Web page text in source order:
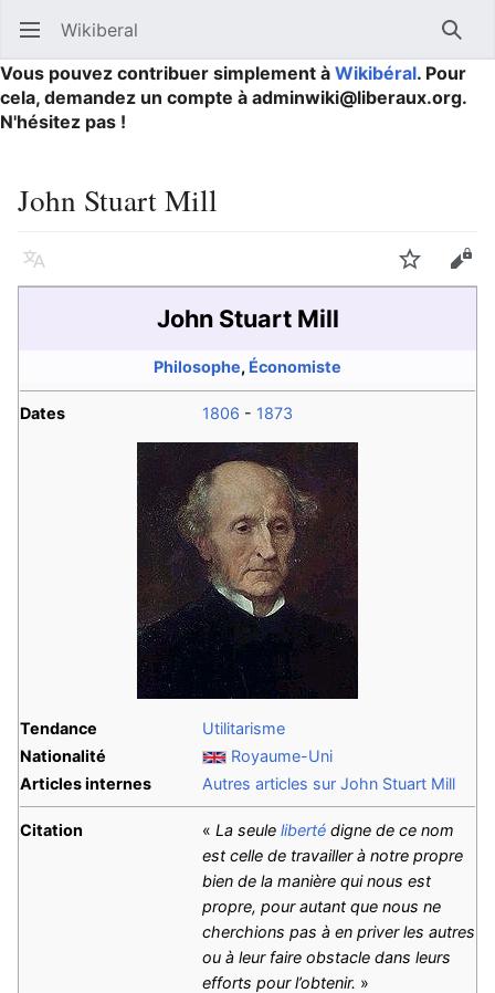
Ouvrir le menu principal Wikiberal
Vous pouvez contribuer simplement à Wikibéral. Pour
cela, demandez un compte à adminwiki@liberaux.org.
N'hésitez pas !
John Stuart Mill
Langue Suivre
John Stuart Mill
Philosophe, Économiste
Dates 1806 - 1873
Tendance
Utilitarisme
Nationalité
Royaume-Uni
Articles internes
Autres articles sur John Stuart Mill
Citation « La seule liberté digne de ce nom
est celle de travailler à notre propre
bien de la manière qui nous est
propre, pour autant que nous ne
cherchions pas à en priver les autres
ou à leur faire obstacle dans leurs
efforts pour l’obtenir. »